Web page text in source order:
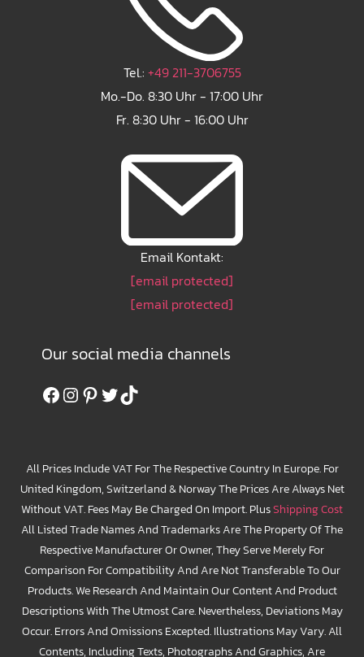
Tel.: +49 211-3706755
Mo.-Do. 8:30 Uhr - 17:00 Uhr
Fr. 8:30 Uhr - 16:00 Uhr
Email Kontakt:
[email protected]
[email protected]
Our social media channels
Facebook
Instagram
Pinterest
Twitter
TikTok
All Prices Include VAT For The Respective Country In Europe. For
United Kingdom, Switzerland & Norway The Prices Are Always Net
Without VAT. Fees May Be Charged On Import. PlusShipping Cost
All Listed Trade Names And Trademarks Are The Property Of The
Respective Manufacturer Or Owner, They Serve Merely For
Comparison For Compatibility And Are Not Transferable To Our
Products. We Research And Maintain Our Content And Product
Descriptions With The Utmost Care. Nevertheless, Deviations May
Occur. Errors And Omissions Excepted. Illustrations May Vary. All
Contents, Including Texts, Photographs And Graphics, Are